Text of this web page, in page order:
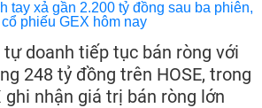
doanh tiếp tục bán ròng với
248 tỷ đồng trên HOSE, trong
ghi nhận giá trị bán ròng lớn